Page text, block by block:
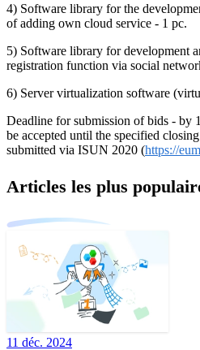
4) Software library for the
of adding own cloud service - 1 pc.
5) Software library for development
registration function via social
6) Server virtualization software
Deadline for submission of bids - by
be accepted until the specified
submitted via ISUN 2020 (https://
Articles les plus
11 déc. 2024